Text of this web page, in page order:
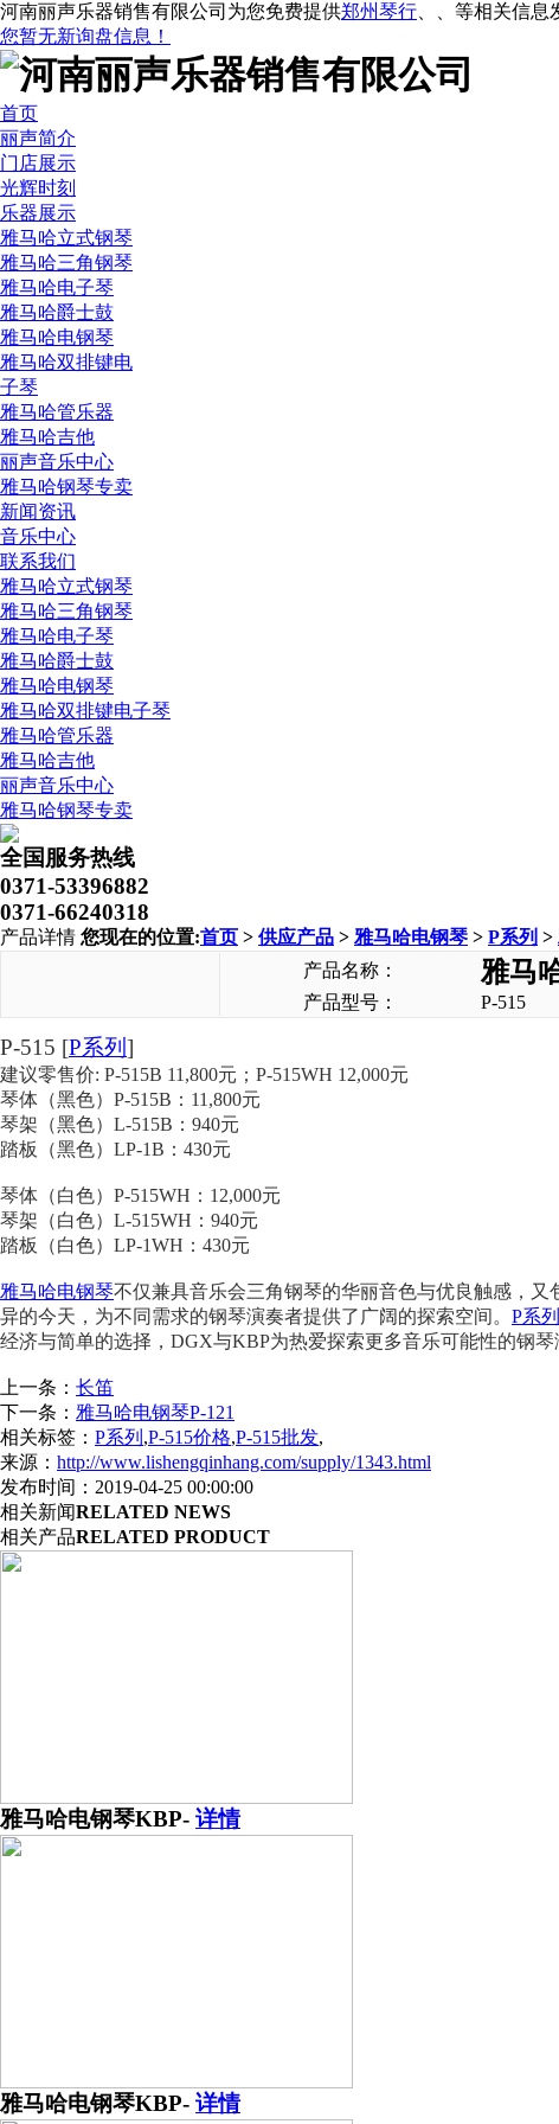
河南丽声乐器销售有限公司为您免费提供郑州琴行
等相关信息
您暂无新询盘信息！
首页
丽声简介
门店展示
光辉时刻
乐器展示
雅马哈立式钢琴
雅马哈三角钢琴
雅马哈电子琴
雅马哈爵士鼓
雅马哈电钢琴
雅马哈双排键电
子琴
雅马哈管乐器
雅马哈吉他
丽声音乐中心
雅马哈钢琴专卖
新闻资讯
音乐中心
联系我们
雅马哈立式钢琴
雅马哈三角钢琴
雅马哈电子琴
雅马哈爵士鼓
雅马哈电钢琴
雅马哈双排键电子琴
雅马哈管乐器
雅马哈吉他
丽声音乐中心
雅马哈钢琴专卖
全国服务热线
0371-53396882
0371-66240318
产品详情 您现在的位置:首页 > 供应产品 > 雅马哈电钢琴 > P系列 >
产品名称：
雅马
产品型号： P-515
P-515 [P系列 ]
建议零售价: P-515B 11,800元；P-515WH 12,000元
琴体（黑色）P-515B：11,800元
琴架（黑色）L-515B：940元
踏板（黑色）LP-1B：430元
琴体（白色）P-515WH：12,000元
琴架（白色）L-515WH：940元
踏板（白色）LP-1WH：430元
雅马哈电钢琴不仅兼具音乐会三角钢琴的华丽音色与优良触感，
异的今天，为不同需求的钢琴演奏者提供了广阔的探索空间。 P系列
经济与简单的选择，DGX与KBP为热爱探索更多音乐可能性的钢
上一条： 长笛
下一条： 雅马哈电钢琴P-121
相关标签： P系列 ,P-515价格,P-515批发,
来源： http://www.lishengqinhang.com/supply/1343.html
发布时间：2019-04-25 00:00:00
相关新闻RELATED NEWS
相关产品RELATED PRODUCT
雅马哈电钢琴KBP- 详情
雅马哈电钢琴KBP- 详情